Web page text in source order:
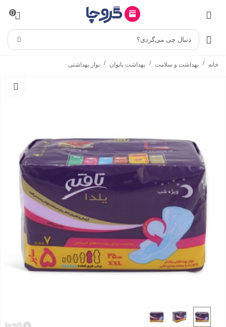
0
دنبال چی می‌گردی؟
خانه / بهداشت و سلامت / بهداشت بانوان / نوار بهداشتی